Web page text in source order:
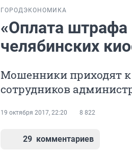
ГОРОДЭКОНОМИКА
«Оплата штрафа
челябинских
Мошенники приходят
сотрудников
19 октября 2017, 22:20 8 822
29 комментариев